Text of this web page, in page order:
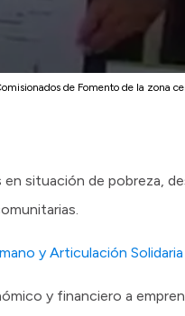
de Fomento de la zona
en situación de pobreza,
y Articulación Solidaria
y financiero a